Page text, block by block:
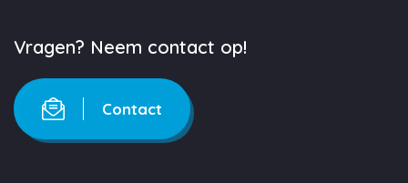
Vragen? Neem contact op!
Contact